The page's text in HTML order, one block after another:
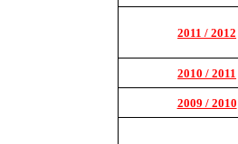
2011 / 2012
2010 / 2011
2009 / 2010